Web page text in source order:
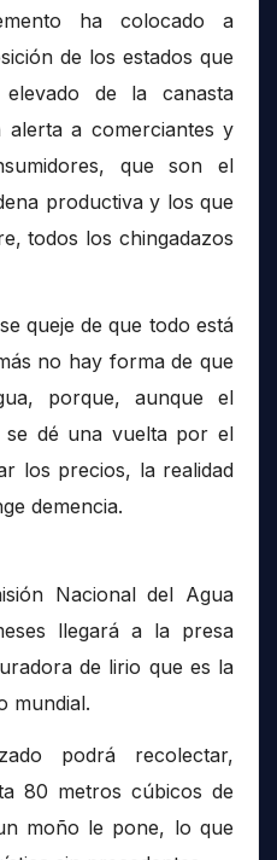
ha colocado a
de los estados que
de la canasta
a comerciantes y
que son el
productiva y los que
todos los chingadazos
queje de que todo está
no hay forma de que
porque, aunque el
se dé una vuelta por el
los precios, la realidad
demencia.
Nacional del Agua
llegará a la presa
de lirio que es la
mundial.
podrá recolectar,
80 metros cúbicos de
moño le pone, lo que